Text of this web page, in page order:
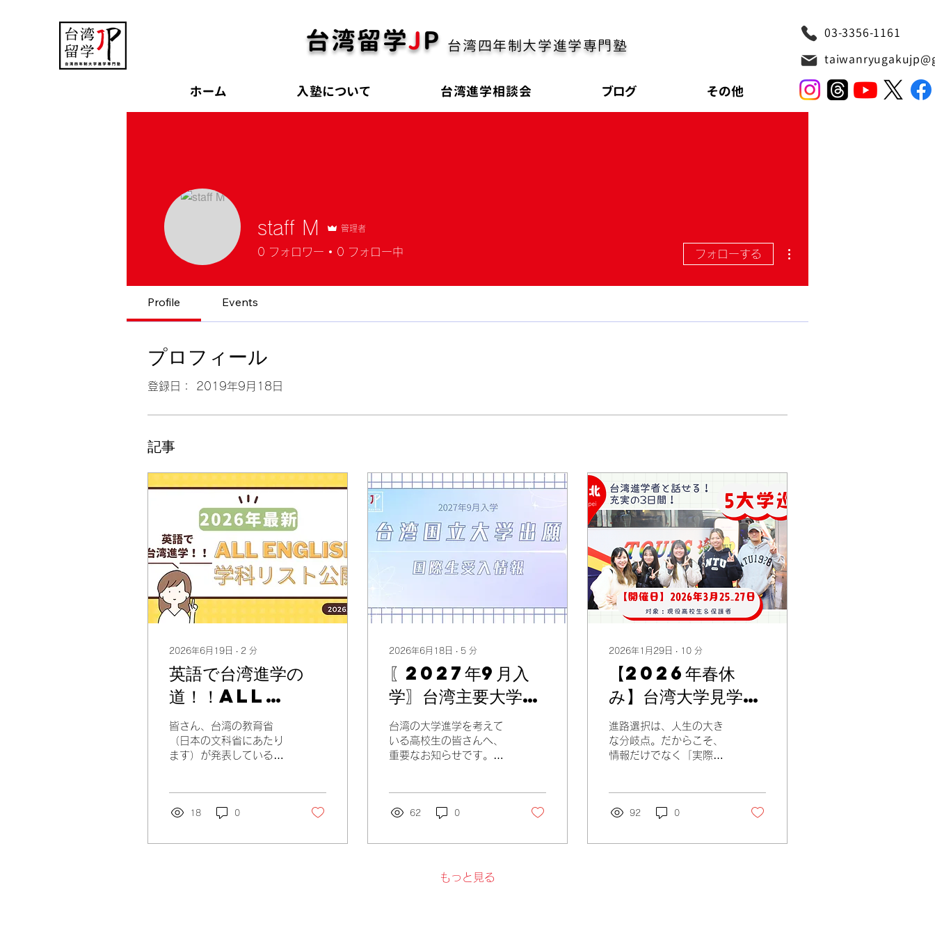
台湾留学JP 台湾四年制大学進学専門塾
ホーム 入塾について 台湾進学相談会 ブログ その他
03-3356-1161
staff M 管理者
0 フォロワー 0 フォロー中 フォローする
Profile Events
プロフィール
登録日： 2019年9月18日
記事
2026年6月19日 ∙ 2 分
英語で台湾進学の
道！！ALL
English学科
リストをご紹介！！
皆さん、台湾の教育省
（日本の文科省にあたり
ます）が発表している
18 0
2026年6月18日 ∙ 5 分
〖2027年9月入
学〗台湾主要大学の
国際学生入試情報ま
とめ
台湾の大学進学を考えて
いる高校生の皆さんへ、
重要なお知らせです。
期です。台湾の大学は日
が大きく異なり、大学ご
類・語学要件・募集学科
62 0
2026年1月29日 ∙ 10 分
【2026年春休
み】台湾大学見学会
｜家族旅行と組み合
わせる新しい留学体
験のカタチ
進路選択は、人生の大き
な分岐点。だからこそ、
情報だけでなく「実際に
話し、キャンパスの空気
通じて初めて、「ここで
92 0
もっと見る